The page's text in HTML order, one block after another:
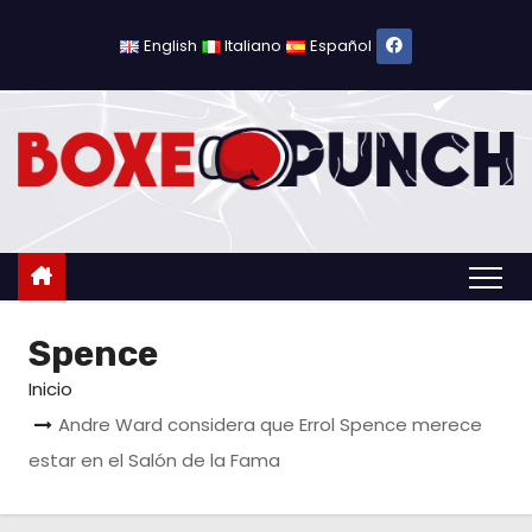
l
d
English Italiano Español
Spence
Inicio
Andre Ward considera que Errol Spence merece
estar en el Salón de la Fama